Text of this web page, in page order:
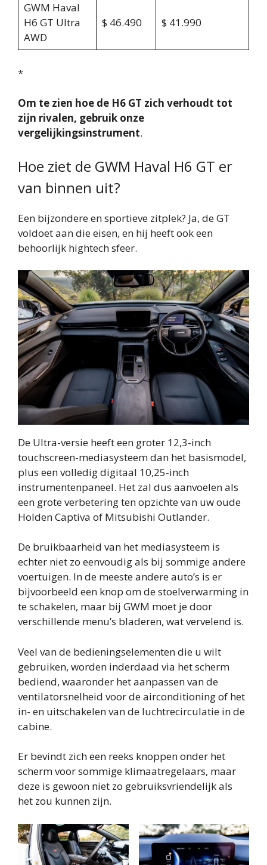
GWM Haval
H6 GT Ultra
AWD
$ 46.490 $ 41.990
*
Om te zien hoe de H6 GT zich verhoudt tot
zijn rivalen, gebruik onze
vergelijkingsinstrument.
Hoe ziet de GWM Haval H6 GT er
van binnen uit?
Een bijzondere en sportieve zitplek? Ja, de GT
voldoet aan die eisen, en hij heeft ook een
behoorlijk hightech sfeer.
De Ultra-versie heeft een groter 12,3-inch
touchscreen-mediasysteem dan het basismodel,
plus een volledig digitaal 10,25-inch
instrumentenpaneel. Het zal dus aanvoelen als
een grote verbetering ten opzichte van uw oude
Holden Captiva of Mitsubishi Outlander.
De bruikbaarheid van het mediasysteem is
echter niet zo eenvoudig als bij sommige andere
voertuigen. In de meeste andere auto’s is er
bijvoorbeeld een knop om de stoelverwarming in
te schakelen, maar bij GWM moet je door
verschillende menu’s bladeren, wat vervelend is.
Veel van de bedieningselementen die u wilt
gebruiken, worden inderdaad via het scherm
bediend, waaronder het aanpassen van de
ventilatorsnelheid voor de airconditioning of het
in- en uitschakelen van de luchtrecirculatie in de
cabine.
Er bevindt zich een reeks knoppen onder het
scherm voor sommige klimaatregelaars, maar
deze is gewoon niet zo gebruiksvriendelijk als
het zou kunnen zijn.